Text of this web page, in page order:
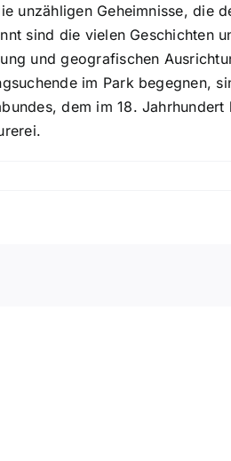
unzähligen Geheimnisse, die
sind die vielen Geschichten
und geografischen
im Park begegnen,
dem im 18.